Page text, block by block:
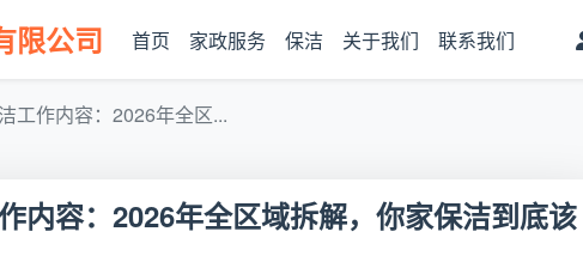
限公司 首页 家政服务 保洁 关于我们 联系我们
工作内容：2026年全区...
内容：2026年全区域拆解，你家保洁到底该